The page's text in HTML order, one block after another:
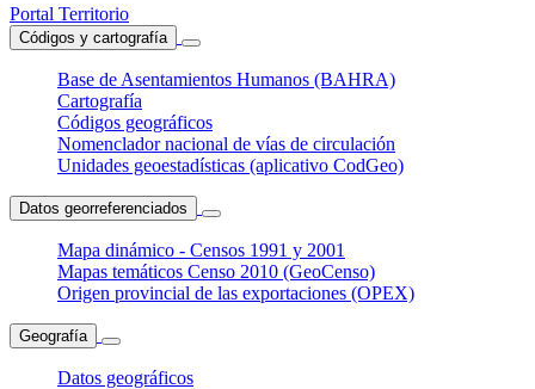
Portal Territorio
Códigos y cartografía
Base de Asentamientos Humanos (BAHRA)
Cartografía
Códigos geográficos
Nomenclador nacional de vías de circulación
Unidades geoestadísticas (aplicativo CodGeo)
Datos georreferenciados
Mapa dinámico - Censos 1991 y 2001
Mapas temáticos Censo 2010 (GeoCenso)
Origen provincial de las exportaciones (OPEX)
Geografía
Datos geográficos